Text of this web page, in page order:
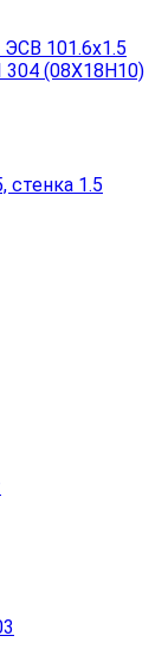
101.6х1.5
304 (08Х18Н10)
стенка 1.5